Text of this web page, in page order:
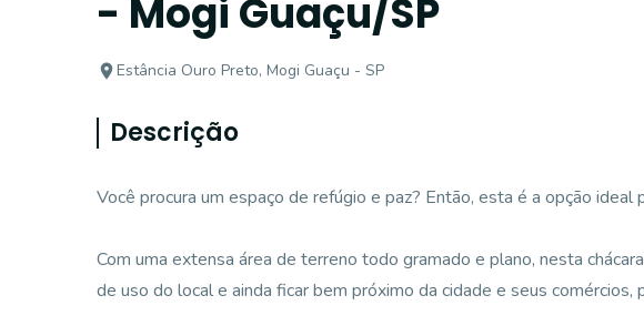
- Mogi Guaçu/SP
Estância Ouro Preto, Mogi Guaçu - SP
Descrição
Você procura um espaço de refúgio e paz? Então, esta é a opção ideal
Com uma extensa área de terreno todo gramado e plano, nesta
de uso do local e ainda ficar bem próximo da cidade e seus comércios,